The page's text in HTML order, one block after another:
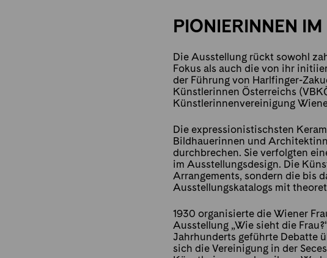
PIONIERINNEN
Die Ausstellung rückt sowohl
Fokus als auch die von ihr
der Führung von Harlfinger-
Künstlerinnen Österreichs
Künstlerinnenvereinigung
Die expressionistischsten
Bildhauerinnen und
durchbrechen. Sie verfolgten
im Ausstellungsdesign. Die
Arrangements, sondern die bis
Ausstellungskatalogs mit
1930 organisierte die Wiener
Ausstellung „Wie sieht die
Jahrhunderts geführte Debatte
sich die Vereinigung in der